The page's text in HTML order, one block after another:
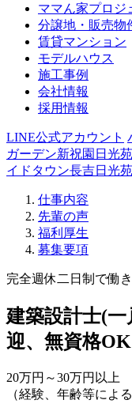
ママん家プロジ
分譲地・販売物
賃貸マンション
モデルハウス
施工事例
会社情報
採用情報
LINE公式アカウント
ガーデン新祝園日光苑
イドタウン長吉日光苑
仕事内容
先輩の声
福利厚生
募集要項
完全週休二日制で働
建築設計士(
迎、無資格OK
20万円～30万円以上
（経験、年齢等によ